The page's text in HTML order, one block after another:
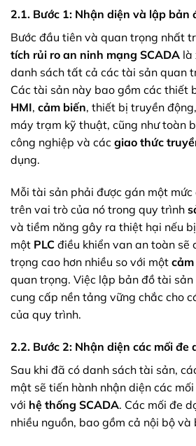
2.1. Bước 1: Nhận diện và lập bản
Bước đầu tiên và quan trọng nhất
tích rủi ro an ninh mạng SCADA là
danh sách tất cả các tài sản quan
Các tài sản này bao gồm các thiết
HMI, cảm biến, thiết bị truyền
máy trạm kỹ thuật, cũng như toàn
công nghiệp và các giao thức
dụng.
Mỗi tài sản phải được gán một
trên vai trò của nó trong quy trình
và tiềm năng gây ra thiệt hại nếu
một PLC điều khiển van an toàn sẽ
trọng cao hơn nhiều so với một
quan trọng. Việc lập bản đồ tài
cung cấp nền tảng vững chắc cho
của quy trình.
2.2. Bước 2: Nhận diện các mối đe
Sau khi đã có danh sách tài sản,
mật sẽ tiến hành nhận diện các
với hệ thống SCADA. Các mối đe
nhiều nguồn, bao gồm cả nội bộ và